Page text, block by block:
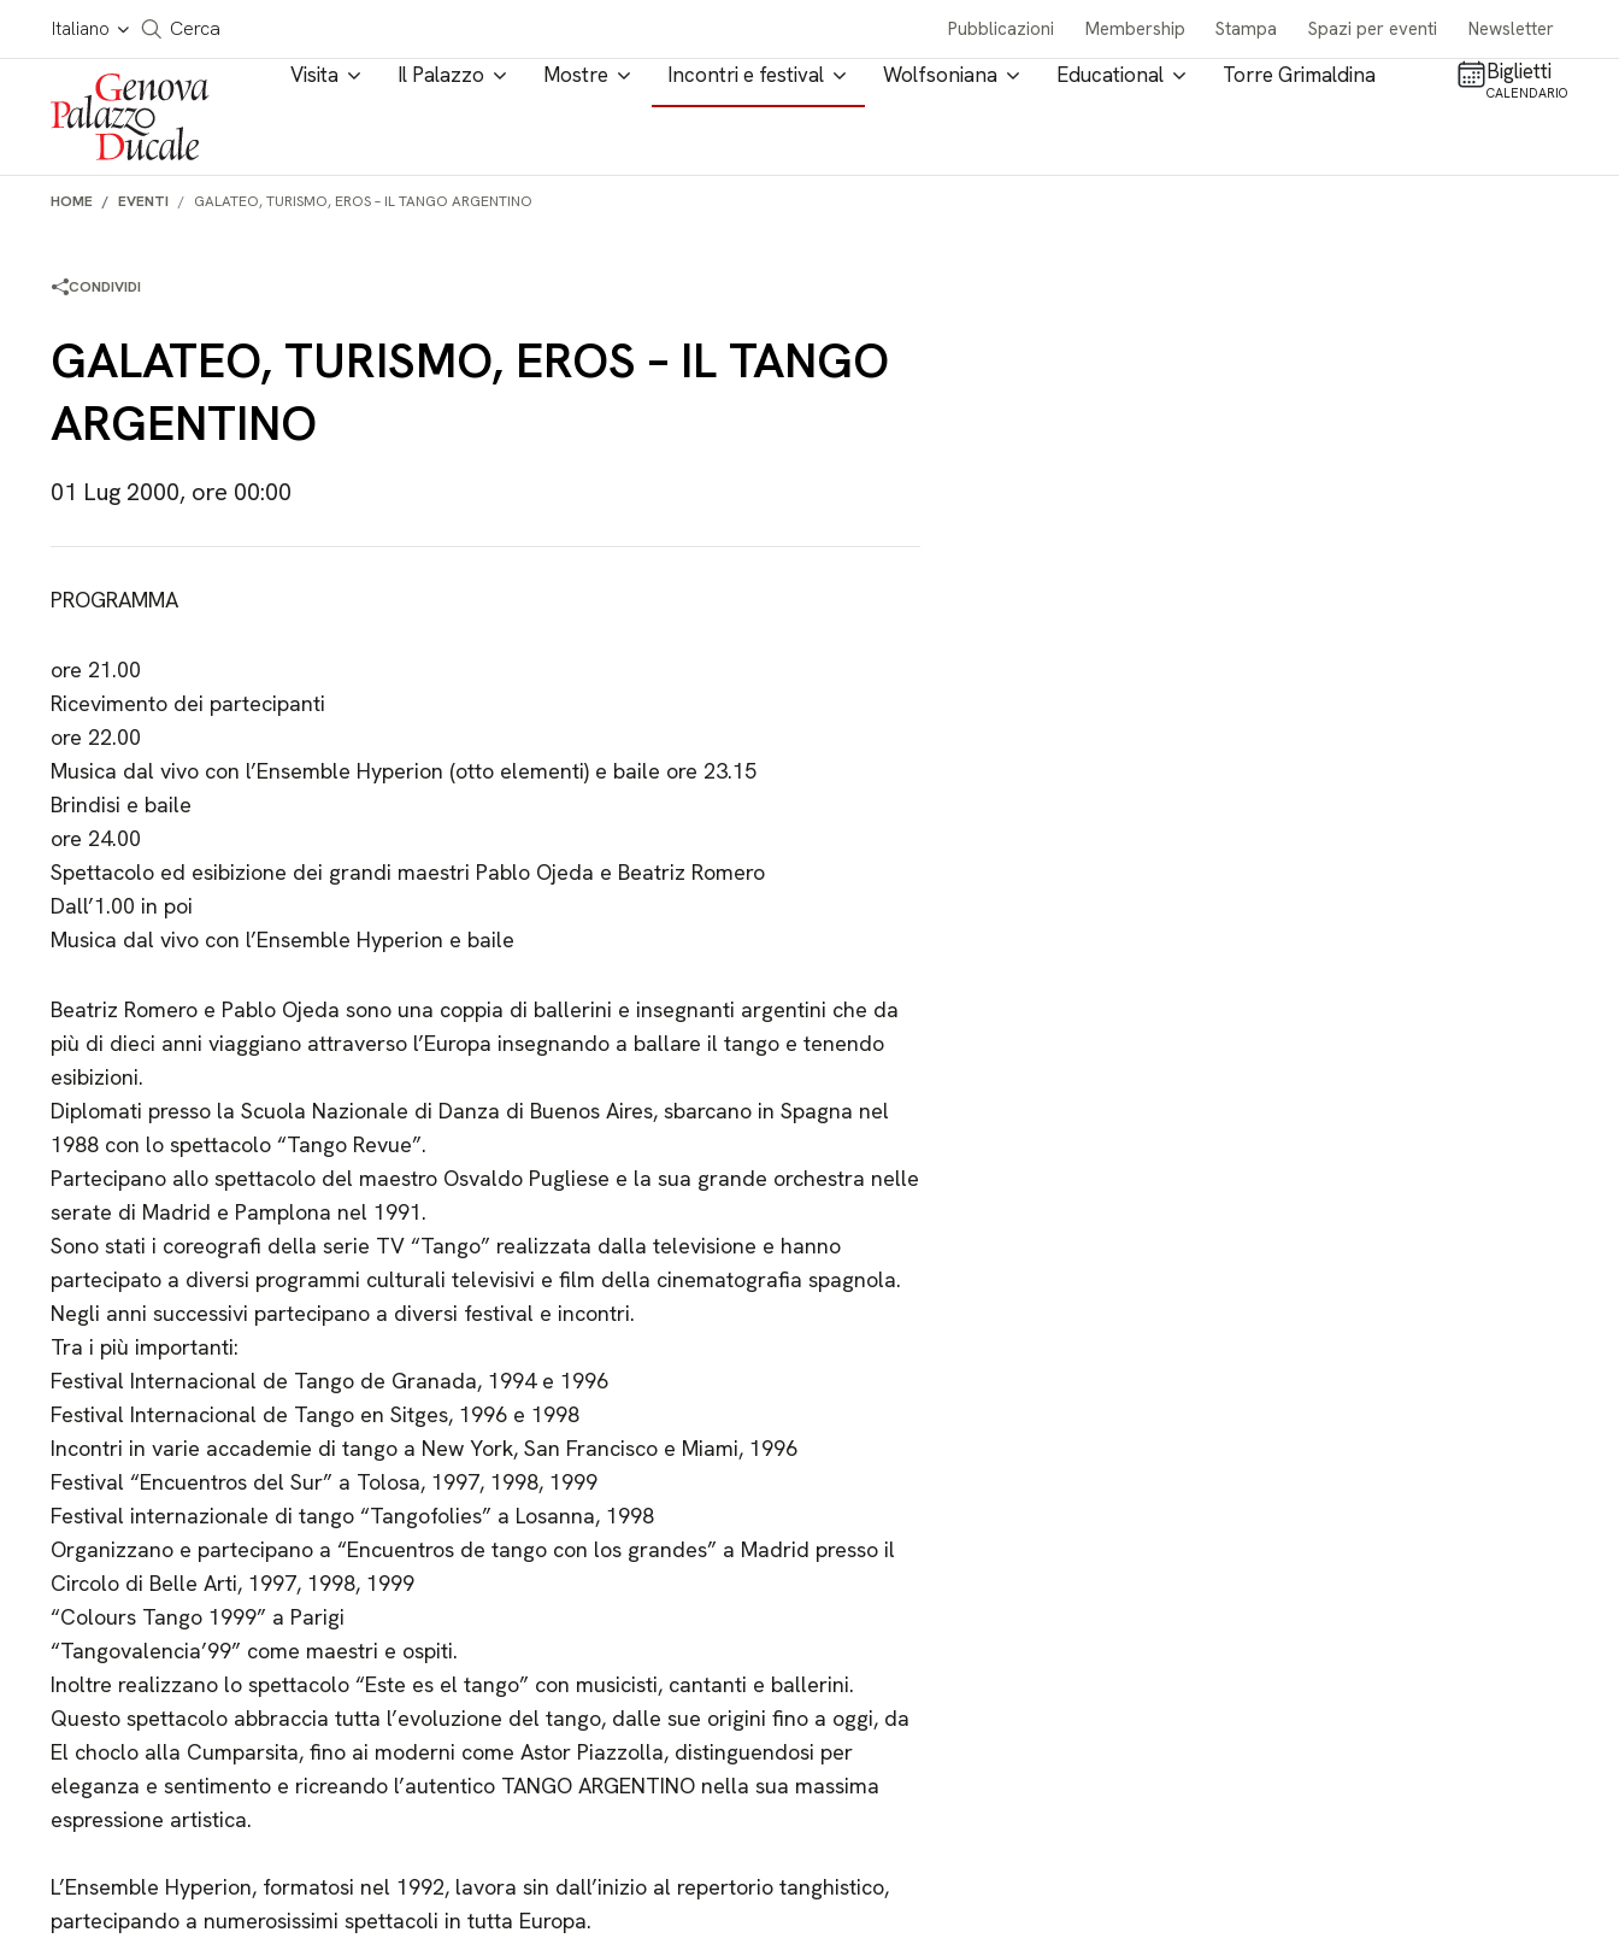
Salta al contenuto
Italiano
Cerca in tutto il sito
Cerca Pubblicazioni Membership Stampa Spazi per eventi Newsletter
Visita Il Palazzo Mostre Incontri e festival Wolfsoniana Educational Torre Grimaldina Biglietti
CALENDARIO
HOME EVENTI GALATEO, TURISMO, EROS – IL TANGO ARGENTINO
CONDIVIDI
GALATEO, TURISMO, EROS – IL TANGO
ARGENTINO
01 Lug 2000, ore 00:00
PROGRAMMA
ore 21.00
Ricevimento dei partecipanti
ore 22.00
Musica dal vivo con l’Ensemble Hyperion (otto elementi) e baile ore 23.15
Brindisi e baile
ore 24.00
Spettacolo ed esibizione dei grandi maestri Pablo Ojeda e Beatriz Romero
Dall’1.00 in poi
Musica dal vivo con l’Ensemble Hyperion e baile
Beatriz Romero e Pablo Ojeda sono una coppia di ballerini e insegnanti argentini che da
più di dieci anni viaggiano attraverso l’Europa insegnando a ballare il tango e tenendo
esibizioni.
Diplomati presso la Scuola Nazionale di Danza di Buenos Aires, sbarcano in Spagna nel
1988 con lo spettacolo “Tango Revue”.
Partecipano allo spettacolo del maestro Osvaldo Pugliese e la sua grande orchestra nelle
serate di Madrid e Pamplona nel 1991.
Sono stati i coreografi della serie TV “Tango” realizzata dalla televisione e hanno
partecipato a diversi programmi culturali televisivi e film della cinematografia spagnola.
Negli anni successivi partecipano a diversi festival e incontri.
Tra i più importanti:
Festival Internacional de Tango de Granada, 1994 e 1996
Festival Internacional de Tango en Sitges, 1996 e 1998
Incontri in varie accademie di tango a New York, San Francisco e Miami, 1996
Festival “Encuentros del Sur” a Tolosa, 1997, 1998, 1999
Festival internazionale di tango “Tangofolies” a Losanna, 1998
Organizzano e partecipano a “Encuentros de tango con los grandes” a Madrid presso il
Circolo di Belle Arti, 1997, 1998, 1999
“Colours Tango 1999” a Parigi
“Tangovalencia’99” come maestri e ospiti.
Inoltre realizzano lo spettacolo “Este es el tango” con musicisti, cantanti e ballerini.
Questo spettacolo abbraccia tutta l’evoluzione del tango, dalle sue origini fino a oggi, da
El choclo alla Cumparsita, fino ai moderni come Astor Piazzolla, distinguendosi per
eleganza e sentimento e ricreando l’autentico TANGO ARGENTINO nella sua massima
espressione artistica.
L’Ensemble Hyperion, formatosi nel 1992, lavora sin dall’inizio al repertorio tanghistico,
partecipando a numerosissimi spettacoli in tutta Europa.